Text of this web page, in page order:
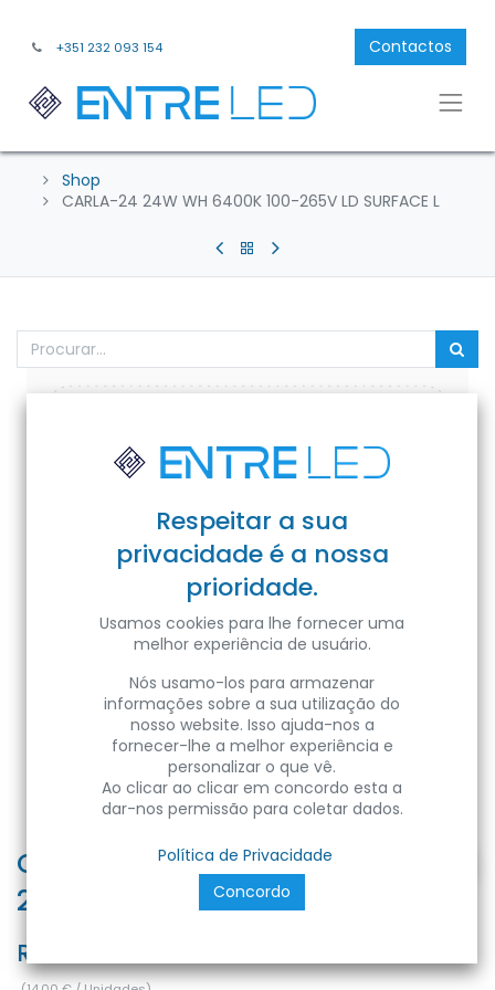
+351 232 093 154 Contactos
Shop
CARLA-24 24W WH 6400K 100-265V LD SURFACE L
CARLA-24 24W WH 6400K 100-
265V LD SURFACE L
Ref:
Respeitar a sua
privacidade é a nossa
prioridade.
Usamos cookies para lhe fornecer uma
melhor experiência de usuário.
Nós usamo-los para armazenar
informações sobre a sua utilização do
nosso website. Isso ajuda-nos a
fornecer-lhe a melhor experiência e
personalizar o que vê.
Ao clicar ao clicar em concordo esta a
dar-nos permissão para coletar dados.
Política de Privacidade
Concordo